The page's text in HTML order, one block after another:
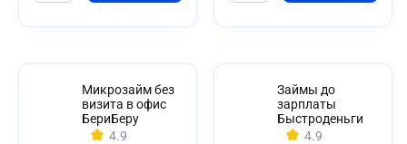
Микрозайм без
визита в офис
БериБеру
4.9
Займы до
зарплаты
Быстроденьги
4.9